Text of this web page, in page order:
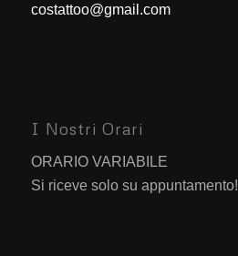
costattoo@gmail.com
I Nostri Orari
ORARIO VARIABILE
Si riceve solo su appuntamento!